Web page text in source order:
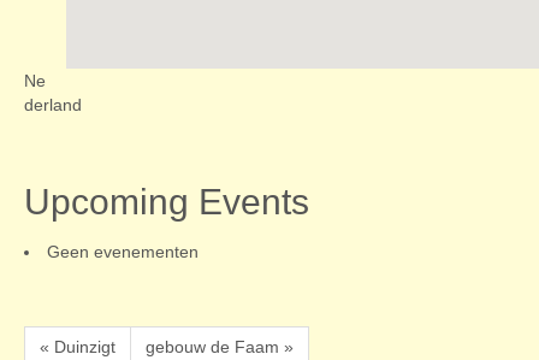
Ne
derland
Upcoming Events
Geen evenementen
« Duinzigt gebouw de Faam »